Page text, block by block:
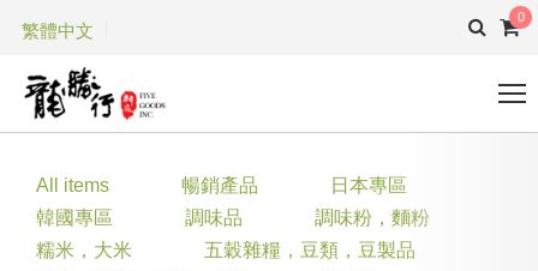
繁體中文
0
All items 暢銷產品
日本專區
韓國專區
調味品
調味粉，麵粉
糯米，大米
五穀雜糧，豆類，豆製品